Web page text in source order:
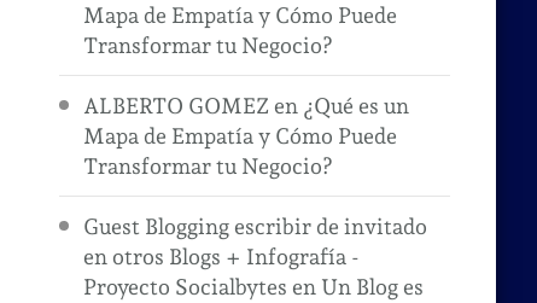
Mapa de Empatía y Cómo Puede
Transformar tu Negocio?
ALBERTO GOMEZ en ¿Qué es un
Mapa de Empatía y Cómo Puede
Transformar tu Negocio?
Guest Blogging escribir de invitado
en otros Blogs + Infografía -
Proyecto Socialbytes en Un Blog es